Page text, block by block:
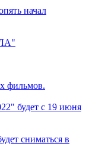
начал
фильмов.
будет с 19 июня
сниматься в